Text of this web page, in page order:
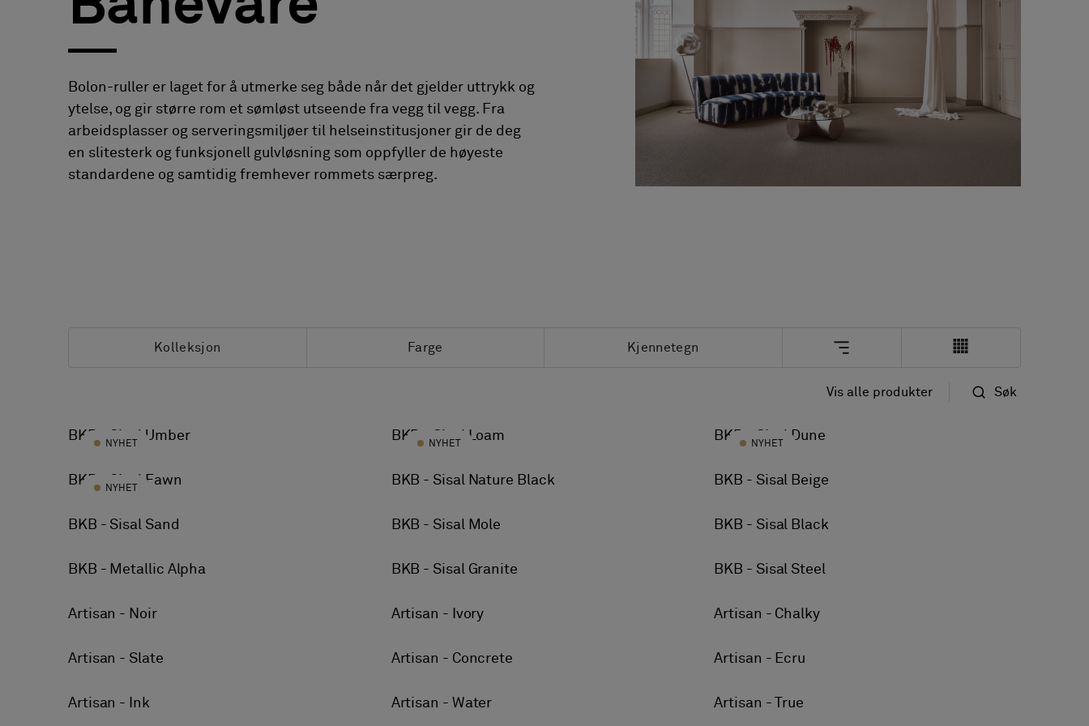
Image & Material Bank
Velg land
Bolon-ruller er laget for å utmerke seg både når det gjelder uttrykk og
ytelse, og gir større rom et sømløst utseende fra vegg til vegg. Fra
arbeidsplasser og serveringsmiljøer til helseinstitusjoner gir de deg
en slitesterk og funksjonell gulvløsning som oppfyller de høyeste
standardene og samtidig fremhever rommets særpreg.
Kolleksjon
Bolon by Jean Nouvel Design
Elements
Graphic
Truly
Farge
Blå
Grå
Oransje
Rød
Kjennetegn
32. Normal kommersiell bruk
33. Tøff kommersiell bruk
Vis alle produkter Søk
BKB - Sisal Umber
NYHET
BKB - Sisal Loam
NYHET
BKB - Sisal Dune
NYHET
BKB - Sisal Fawn
NYHET
BKB - Sisal Nature Black BKB - Sisal Beige
BKB - Sisal Sand BKB - Sisal Mole BKB - Sisal Black
BKB - Metallic Alpha BKB - Sisal Granite BKB - Sisal Steel
Artisan - Noir Artisan - Ivory Artisan - Chalky
Artisan - Slate Artisan - Concrete Artisan - Ecru
Artisan - Ink Artisan - Water Artisan - True